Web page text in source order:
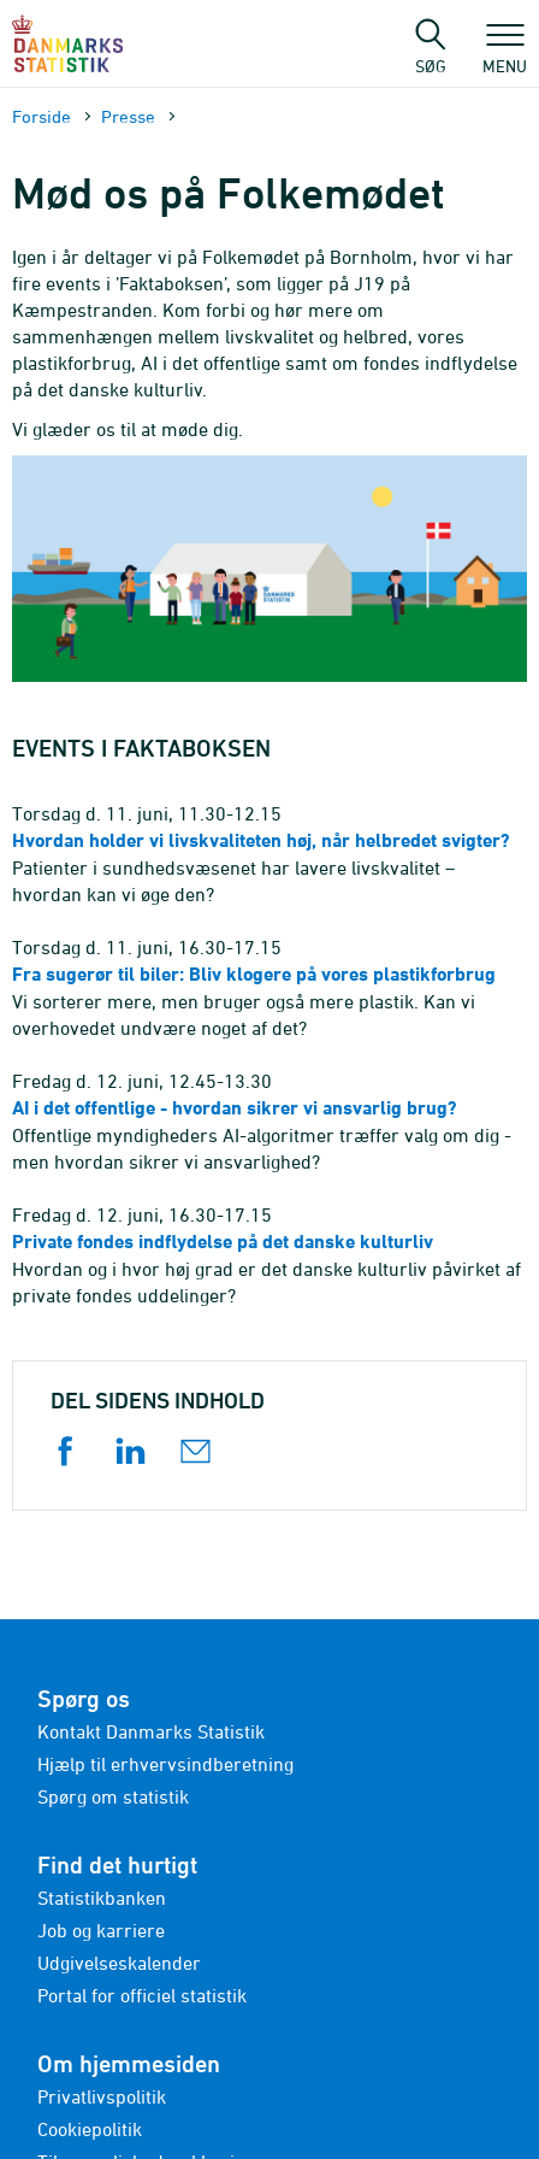
sidens
SØG MENU
Forside Presse
Mød os på Folkemødet
Igen i år deltager vi på Folkemødet på Bornholm, hvor vi har
fire events i ’Faktaboksen’, som ligger på J19 på
Kæmpestranden. Kom forbi og hør mere om
sammenhængen mellem livskvalitet og helbred, vores
plastikforbrug, AI i det offentlige samt om fondes indflydelse
på det danske kulturliv.
Vi glæder os til at møde dig.
EVENTS I FAKTABOKSEN
Torsdag d. 11. juni, 11.30-12.15
Hvordan holder vi livskvaliteten høj, når helbredet svigter?
Patienter i sundhedsvæsenet har lavere livskvalitet –
hvordan kan vi øge den?
Torsdag d. 11. juni, 16.30-17.15
Fra sugerør til biler: Bliv klogere på vores plastikforbrug
Vi sorterer mere, men bruger også mere plastik. Kan vi
overhovedet undvære noget af det?
Fredag d. 12. juni, 12.45-13.30
AI i det offentlige - hvordan sikrer vi ansvarlig brug?
Offentlige myndigheders AI-algoritmer træffer valg om dig -
men hvordan sikrer vi ansvarlighed?
Fredag d. 12. juni, 16.30-17.15
Private fondes indflydelse på det danske kulturliv
Hvordan og i hvor høj grad er det danske kulturliv påvirket af
private fondes uddelinger?
DEL SIDENS INDHOLD
Spørg os
Kontakt Danmarks Statistik
Hjælp til erhvervsindberetning
Spørg om statistik
Find det hurtigt
Statistikbanken
Job og karriere
Udgivelseskalender
Portal for officiel statistik
Om hjemmesiden
Privatlivspolitik
Cookiepolitik